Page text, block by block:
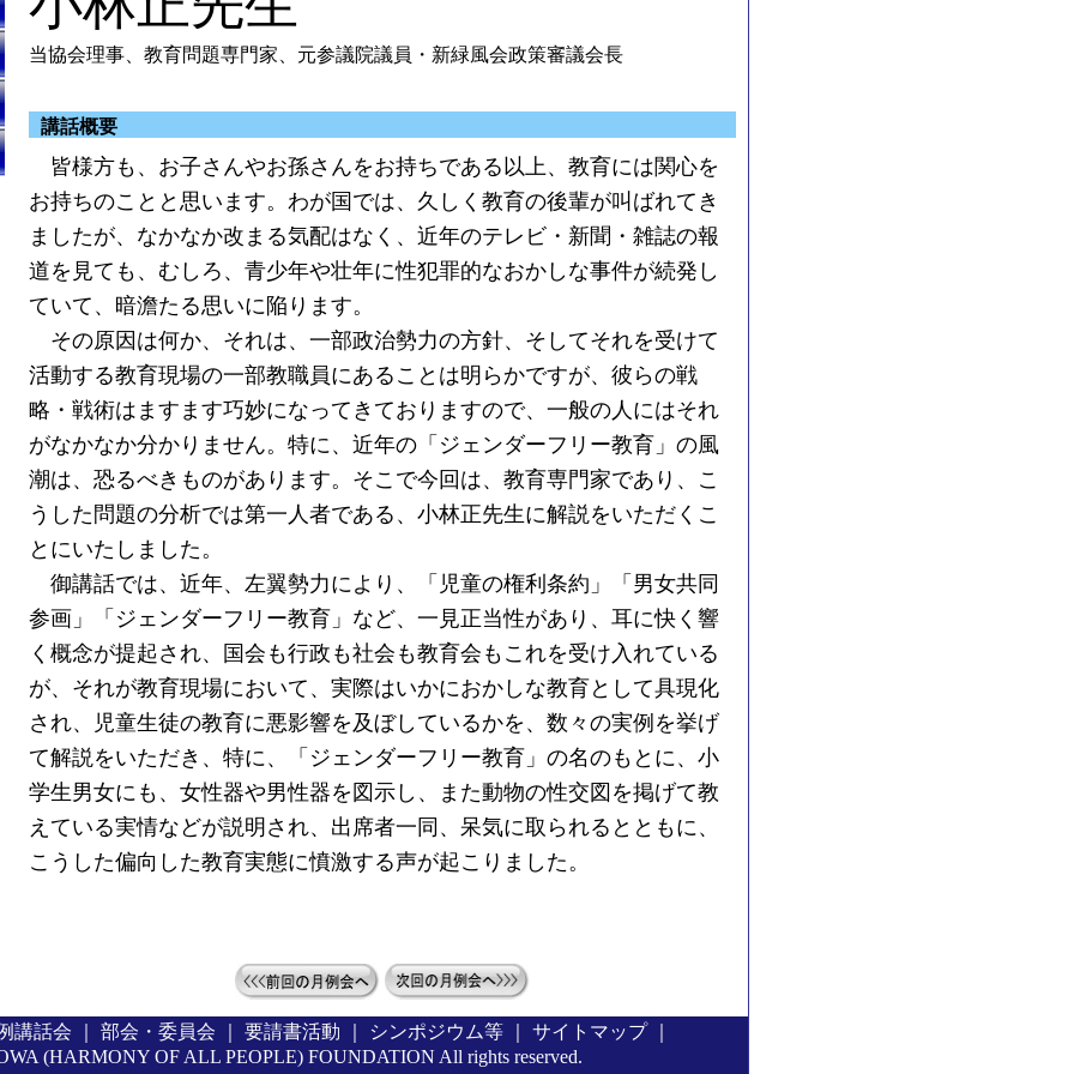
当協会理事、教育問題専門家、元参議院議員・新緑風会政策審議会長
講話概要
皆様方も、お子さんやお孫さんをお持ちである以上、教育には関心を
お持ちのことと思います。わが国では、久しく教育の後輩が叫ばれてき
ましたが、なかなか改まる気配はなく、近年のテレビ・新聞・雑誌の報
道を見ても、むしろ、青少年や壮年に性犯罪的なおかしな事件が続発し
ていて、暗澹たる思いに陥ります。
その原因は何か、それは、一部政治勢力の方針、そしてそれを受けて
活動する教育現場の一部教職員にあることは明らかですが、彼らの戦
略・戦術はますます巧妙になってきておりますので、一般の人にはそれ
がなかなか分かりません。特に、近年の「ジェンダーフリー教育」の風
潮は、恐るべきものがあります。そこで今回は、教育専門家であり、こ
うした問題の分析では第一人者である、小林正先生に解説をいただくこ
とにいたしました。
御講話では、近年、左翼勢力により、「児童の権利条約」「男女共同
参画」「ジェンダーフリー教育」など、一見正当性があり、耳に快く響
く概念が提起され、国会も行政も社会も教育会もこれを受け入れている
が、それが教育現場において、実際はいかにおかしな教育として具現化
され、児童生徒の教育に悪影響を及ぼしているかを、数々の実例を挙げ
て解説をいただき、特に、「ジェンダーフリー教育」の名のもとに、小
学生男女にも、女性器や男性器を図示し、また動物の性交図を掲げて教
えている実情などが説明され、出席者一同、呆気に取られるとともに、
こうした偏向した教育実態に憤激する声が起こりました。
講話会 部会・委員会 要請書活動 シンポジウム等 サイトマップ｜
(HARMONY OF ALL PEOPLE) FOUNDATION All rights reserved.